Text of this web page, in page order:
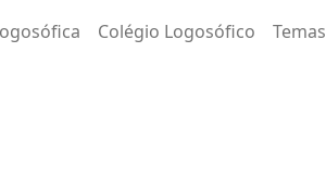
Colégio Logosófico Temas